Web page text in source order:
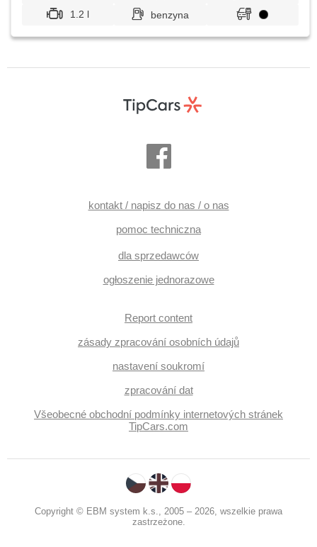
1.2 l
benzyna
kontakt / napisz do nas / o nas
pomoc techniczna
dla sprzedawców
ogłoszenie jednorazowe
Report content
zásady zpracování osobních údajů
nastavení soukromí
zpracování dat
Všeobecné obchodní podmínky internetových stránek
TipCars.com
Copyright © EBM system k.s., 2005 – 2026, wszelkie prawa
zastrzeżone.